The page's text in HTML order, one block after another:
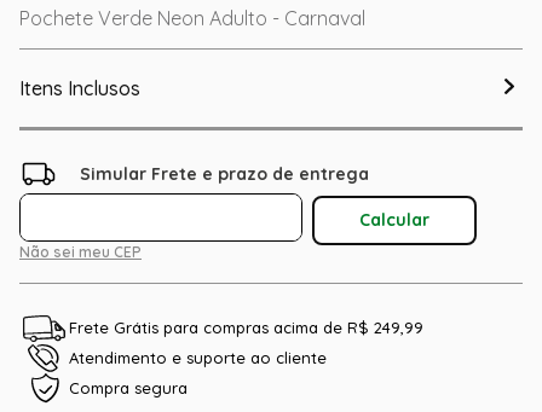
Pochete Verde Neon Adulto - Carnaval
Itens Inclusos
Não sei meu CEP
Frete Grátis para compras acima de R$ 249,99
Atendimento e suporte ao cliente
Compra segura